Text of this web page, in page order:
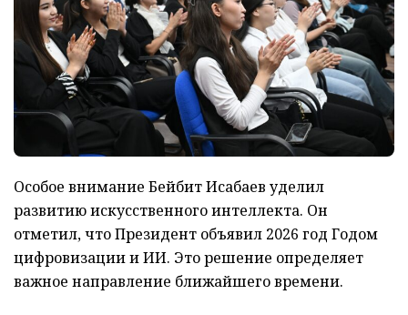
Особое внимание Бейбит Исабаев уделил
развитию искусственного интеллекта. Он
отметил, что Президент объявил 2026 год Годом
цифровизации и ИИ. Это решение определяет
важное направление ближайшего времени.